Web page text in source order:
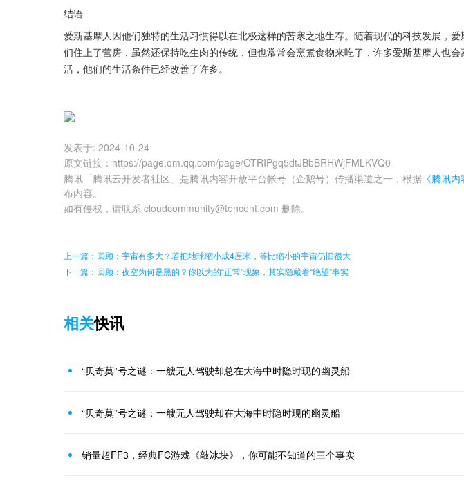
结语
爱斯基摩人因他们独特的生活习惯得以在北极这样的苦寒之地生存。随着现代的科技发展，
们住上了营房，虽然还保持吃生肉的传统，但也常常会烹煮食物来吃了，许多爱斯基摩人也
活，他们的生活条件已经改善了许多。
发表于: 2024-10-24
原文链接 ： https://page.om.qq.com/page/OTRIPgq5dtJBbBRHWjFMLKVQ0
腾讯「腾讯云开发者社区」是腾讯内容开放平台帐号（企鹅号）传播渠道之一，根据 《腾讯
布内容。
如有侵权，请联系 cloudcommunity@tencent.com 删除。
上一篇：回顾：宇宙有多大？若把地球缩小成4厘米，等比缩小的宇宙仍旧很大
下一篇：回顾：夜空为何是黑的？你以为的“正常”现象，其实隐藏着“绝望”事实
相关快讯
“贝奇莫”号之谜：一艘无人驾驶却总在大海中时隐时现的幽灵船
“贝奇莫”号之谜：一艘无人驾驶却在大海中时隐时现的幽灵船
销量超FF3，经典FC游戏《敲冰块》，你可能不知道的三个事实